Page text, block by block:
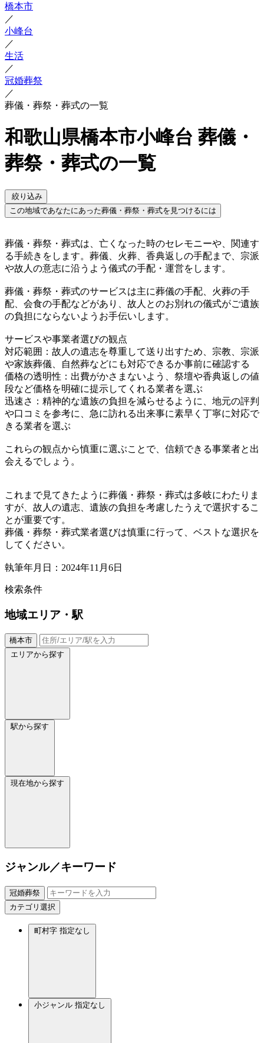
橋本市
／
小峰台
／
生活
／
冠婚葬祭
／
葬儀・葬祭・葬式の一覧
和歌山県橋本市小峰台 葬儀・
葬祭・葬式の一覧
絞り込み
この地域であなたにあった葬儀・葬祭・葬式を見つけるには
葬儀・葬祭・葬式は、亡くなった時のセレモニーや、関連す
る手続きをします。葬儀、火葬、香典返しの手配まで、宗派
や故人の意志に沿うよう儀式の手配・運営をします。
葬儀・葬祭・葬式のサービスは主に葬儀の手配、火葬の手
配、会食の手配などがあり、故人とのお別れの儀式がご遺族
の負担にならないようお手伝いします。
サービスや事業者選びの観点
対応範囲：故人の遺志を尊重して送り出すため、宗教、宗派
や家族葬儀、自然葬などにも対応できるか事前に確認する
価格の透明性：出費がかさまないよう、祭壇や香典返しの値
段など価格を明確に提示してくれる業者を選ぶ
迅速さ：精神的な遺族の負担を減らせるように、地元の評判
や口コミを参考に、急に訪れる出来事に素早く丁寧に対応で
きる業者を選ぶ
これらの観点から慎重に選ぶことで、信頼できる事業者と出
会えるでしょう。
これまで見てきたように葬儀・葬祭・葬式は多岐にわたりま
すが、故人の遺志、遺族の負担を考慮したうえで選択するこ
とが重要です。
葬儀・葬祭・葬式業者選びは慎重に行って、ベストな選択を
してください。
執筆年月日：2024年11月6日
検索条件
地域エリア・駅
橋本市
エリアから探す
駅から探す
現在地から探す
ジャンル／キーワード
冠婚葬祭
カテゴリ選択
町村字 指定なし
小ジャンル 指定なし